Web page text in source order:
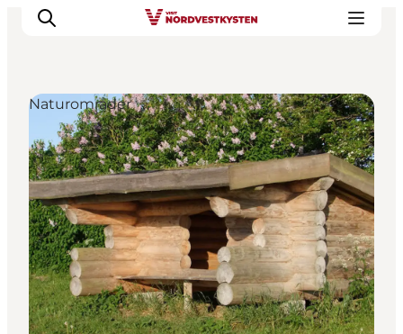
Feriesteder
Inspiration
Handicapvenlig ferie
Events
Overnatning
Planlæg din ferie
Naturområder